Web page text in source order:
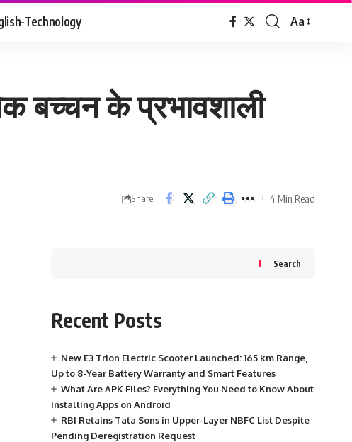
Technology
Font
Aa
बच्चन के प्रभावशाली
Share 4 Min Read
Search
Recent Posts
New E3 Trion Electric Scooter Launched: 165 km Range,
Up to 8-Year Battery Warranty and Smart Features
What Are APK Files? Everything You Need to Know About
Installing Apps on Android
RBI Retains Tata Sons in Upper-Layer NBFC List Despite
Pending Deregistration Request